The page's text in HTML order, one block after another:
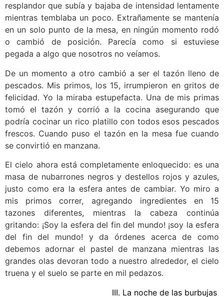
resplandor que subía y bajaba de intensidad lentamente
mientras temblaba un poco. Extrañamente se mantenía
en un solo punto de la mesa, en ningún momento rodó
o cambió de posición. Parecía como si estuviese
pegada a algo que nosotros no veíamos.
De un momento a otro cambió a ser el tazón lleno de
pescados. Mis primos, los 15, irrumpieron en gritos de
felicidad. Yo la miraba estupefacta. Una de mis primas
tomó el tazón y corrió a la cocina asegurando que
podría cocinar un rico platillo con todos esos pescados
frescos. Cuando puso el tazón en la mesa fue cuando
se convirtió en manzana.
El cielo ahora está completamente enloquecido: es una
masa de nubarrones negros y destellos rojos y azules,
justo como era la esfera antes de cambiar. Yo miro a
mis primos correr, agregando ingredientes en 15
tazones diferentes, mientras la cabeza continúa
gritando: ¡Soy la esfera del fin del mundo! ¡soy la esfera
del fin del mundo! y da órdenes acerca de como
debemos adornar el pastel de manzana mientras las
grandes olas devoran todo a nuestro alrededor, el cielo
truena y el suelo se parte en mil pedazos.
III. La noche de las burbujas